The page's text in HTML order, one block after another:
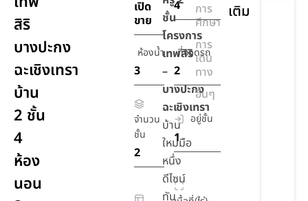
สิริ
บางปะกง
ฉะเชิงเทรา
บ้าน
2 ชั้น
4
ห้อง
นอน
เปิด
ขาย
4
ห้องน้ำ
3
ที่จอดรถ
2
จำนวน
ชั้น
2
อยู่ชั้น
1
ชั้น
โครงการ
เทพสิริ
–
บางปะกง
ฉะเชิงเทรา
บ้าน
ใหม่มือ
หนึ่ง
ดีไซน์
ทัน
การ
ศึกษา
การ
เดิน
ทาง
อื่นๆ
เติม